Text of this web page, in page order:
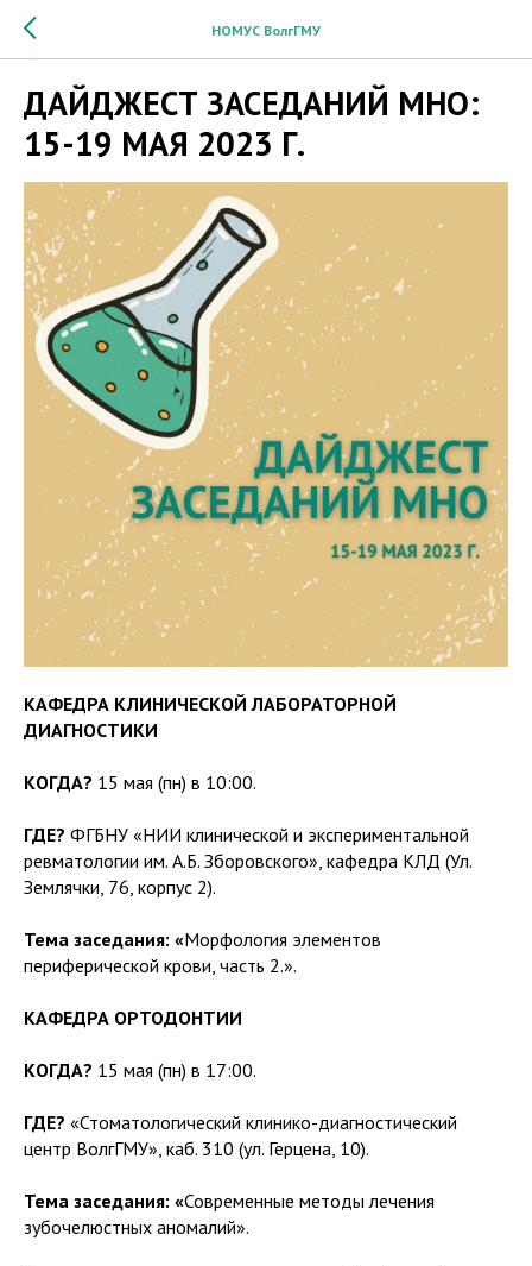
НОМУС ВолгГМУ
ДАЙДЖЕСТ ЗАСЕДАНИЙ МНО:
15-19 МАЯ 2023 Г.
КАФЕДРА КЛИНИЧЕСКОЙ ЛАБОРАТОРНОЙ
ДИАГНОСТИКИ
КОГДА? 15 мая (пн) в 10:00.
ГДЕ? ФГБНУ «НИИ клинической и экспериментальной
ревматологии им. А.Б. Зборовского», кафедра КЛД (Ул.
Землячки, 76, корпус 2).
Тема заседания: «Морфология элементов
периферической крови, часть 2.».
КАФЕДРА ОРТОДОНТИИ
КОГДА? 15 мая (пн) в 17:00.
ГДЕ? «Стоматологический клинико-диагностический
центр ВолгГМУ», каб. 310 (ул. Герцена, 10).
Тема заседания: «Современные методы лечения
зубочелюстных аномалий».